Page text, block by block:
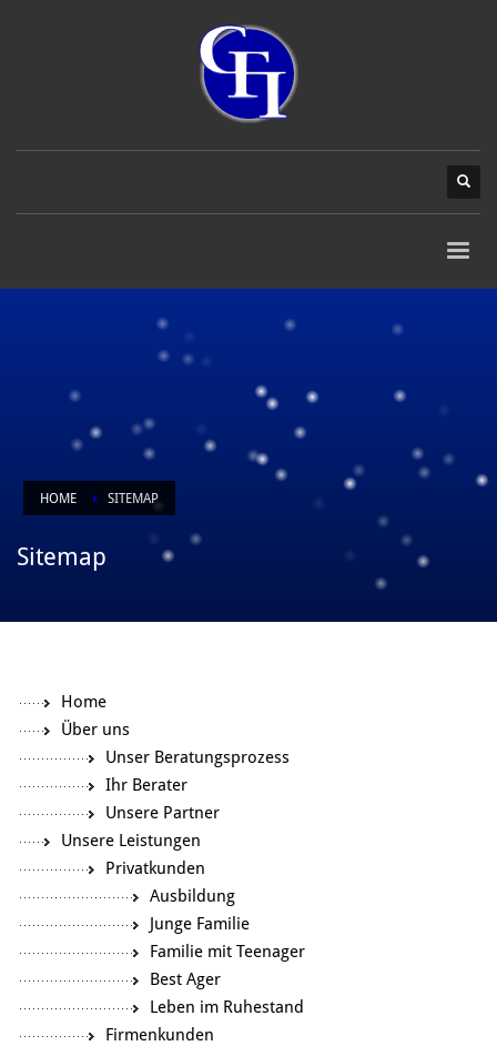
HOME SITEMAP
Sitemap
Home
Über uns
Unser Beratungsprozess
Ihr Berater
Unsere Partner
Unsere Leistungen
Privatkunden
Ausbildung
Junge Familie
Familie mit Teenager
Best Ager
Leben im Ruhestand
Firmenkunden